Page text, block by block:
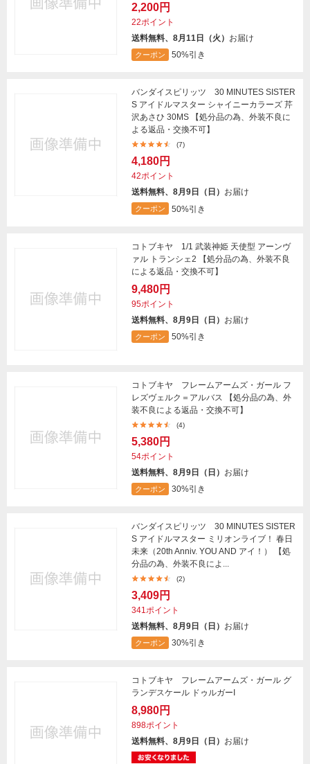
2,200円
22ポイント
送料無料、8月11日（火） お届け
クーポン 50%引き
バンダイスピリッツ 30 MINUTES SISTER
S アイドルマスター シャイニーカラーズ 芹
沢あさひ 30MS 【処分品の為、外装不良に
よる返品・交換不可】
(7)
4,180円
42ポイント
送料無料、8月9日（日） お届け
クーポン 50%引き
コトブキヤ 1/1 武装神姫 天使型 アーンヴ
ァル トランシェ2 【処分品の為、外装不良
による返品・交換不可】
9,480円
95ポイント
送料無料、8月9日（日） お届け
クーポン 50%引き
コトブキヤ フレームアームズ・ガール フ
レズヴェルク＝アルバス 【処分品の為、外
装不良による返品・交換不可】
(4)
5,380円
54ポイント
送料無料、8月9日（日） お届け
クーポン 30%引き
バンダイスピリッツ 30 MINUTES SISTER
S アイドルマスター ミリオンライブ！ 春日
未来（20th Anniv. YOU AND アイ！） 【処
分品の為、外装不良によ...
(2)
3,409円
341ポイント
送料無料、8月9日（日） お届け
クーポン 30%引き
コトブキヤ フレームアームズ・ガール グ
ランデスケール ドゥルガーI
8,980円
898ポイント
送料無料、8月9日（日） お届け